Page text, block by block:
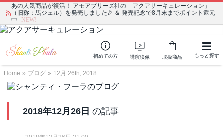
あの人気商品が復活！ アモアプリーズ社の「アクアサーキュレーション」
（旧称：馬ジェル）を発売しました🎉 ＆ 発売記念で8月末までポイント還元
中
NEW!
初めての方 講演映像 取扱商品 もっと探す
Home » ブログ » 12月 26th, 2018
2018年12月26日 の記事